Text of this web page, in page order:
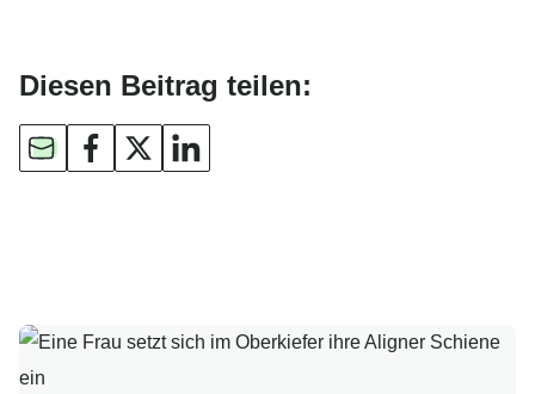
Diesen Beitrag teilen: